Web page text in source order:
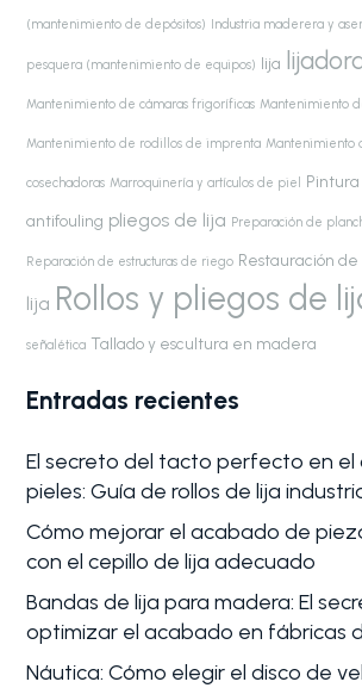
(mantenimiento de depósitos) Industria maderera y
pesquera (mantenimiento de equipos) lija
Mantenimiento de cámaras frigoríficas Mantenimiento
Mantenimiento de rodillos de imprenta Mantenimiento
cosechadoras Marroquinería y artículos de piel
antifouling pliegos de lija Preparación de
Reparación de estructuras de riego Restauración
lija Rollos y pliegos de
señalética Tallado y escultura en madera
Entradas recientes
El secreto del tacto perfecto en el
pieles: Guía de rollos de lija
Cómo mejorar el acabado de
con el cepillo de lija adecuado
Bandas de lija para madera: El
optimizar el acabado en fábricas
Náutica: Cómo elegir el disco de